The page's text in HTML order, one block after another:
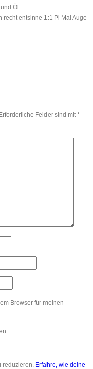
Öl.
recht entsinne 1:1 Pi Mal Auge
Erforderliche Felder sind mit*
Browser für meinen
reduzieren. Erfahre, wie deine